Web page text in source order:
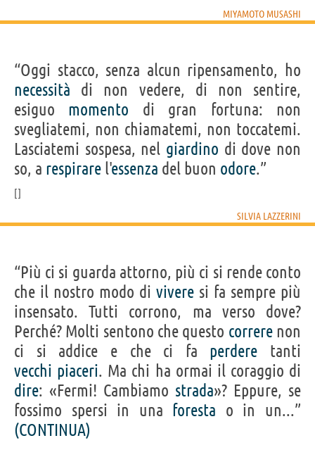
MIYAMOTO MUSASHI
“Oggi stacco, senza alcun ripensamento, ho
necessità di non vedere, di non sentire,
esiguo momento di gran fortuna: non
svegliatemi, non chiamatemi, non toccatemi.
Lasciatemi sospesa, nel giardino di dove non
so, a respirare l'essenza del buon odore.”
SILVIA LAZZERINI
“Più ci si guarda attorno, più ci si rende conto
che il nostro modo di vivere si fa sempre più
insensato. Tutti corrono, ma verso dove?
Perché? Molti sentono che questo correrenon
ci si addice e che ci fa perdere tanti
vecchi piaceri. Ma chi ha ormai il coraggio di
dire: «Fermi! Cambiamo strada»? Eppure, se
fossimo spersi in una foresta o in un...”
(CONTINUA)